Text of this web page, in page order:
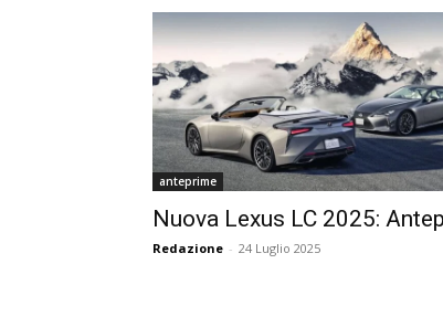
anteprime
Nuova Lexus LC 2025:
Redazione - 24 Luglio 2025